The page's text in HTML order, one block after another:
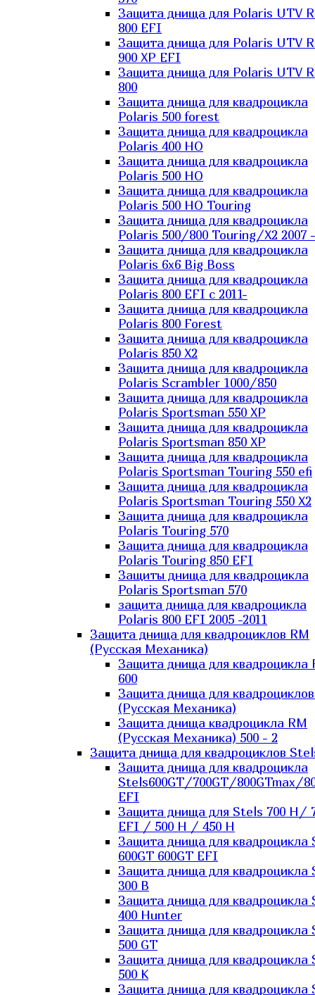
Защита днища для Polaris UTV
800 EFI
Защита днища для Polaris UTV
900 XP EFI
Защита днища для Polaris UTV
800
Защита днища для квадроцикла
Polaris 500 forest
Защита днища для квадроцикла
Polaris 400 HO
Защита днища для квадроцикла
Polaris 500 HO
Защита днища для квадроцикла
Polaris 500 HO Touring
Защита днища для квадроцикла
Polaris 500/800 Touring/X2 2007 -
Защита днища для квадроцикла
Polaris 6х6 Big Boss
Защита днища для квадроцикла
Polaris 800 EFI с 2011-
Защита днища для квадроцикла
Polaris 800 Forest
Защита днища для квадроцикла
Polaris 850 X2
Защита днища для квадроцикла
Polaris Scrambler 1000/850
Защита днища для квадроцикла
Polaris Sportsman 550 XP
Защита днища для квадроцикла
Polaris Sportsman 850 XP
Защита днища для квадроцикла
Polaris Sportsman Touring 550 efi
Защита днища для квадроцикла
Polaris Sportsman Touring 550 X2
Защита днища для квадроцикла
Polaris Touring 570
Защита днища для квадроцикла
Polaris Touring 850 EFI
Защиты днища для квадроцикла
Polaris Sportsman 570
защита днища для квадроцикла
Polaris 800 EFI 2005 -2011
Защита днища для квадроциклов RM
(Русская Механика)
Защита днища для квадроцикла
600
Защита днища для
(Русская Механика)
Защита днища квадроцикла RM
(Русская Механика) 500 - 2
Защита днища для квадроциклов
Защита днища для квадроцикла
Stels600GT/700GT/800GTmax/
EFI
Защита днища для Stels 700 H/
EFI / 500 H / 450 H
Защита днища для квадроцикла
600GT 600GT EFI
Защита днища для квадроцикла
300 B
Защита днища для квадроцикла
400 Hunter
Защита днища для квадроцикла
500 GT
Защита днища для квадроцикла
500 K
Защита днища для квадроцикла